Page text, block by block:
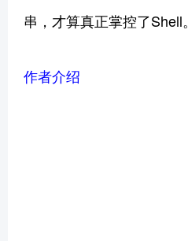
串，才算真正掌控了Shell。
作者介绍